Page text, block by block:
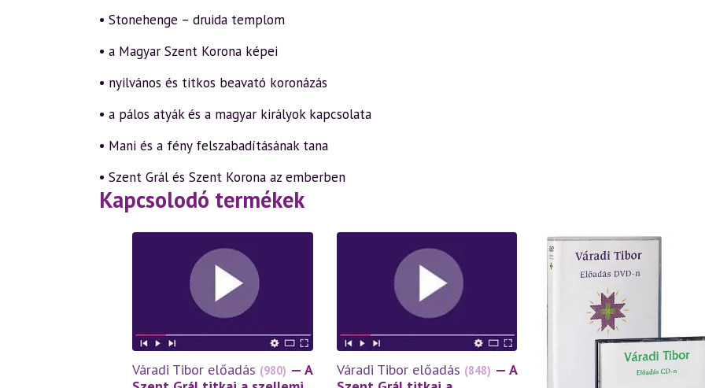
• Stonehenge – druida templom
• a Magyar Szent Korona képei
• nyilvános és titkos beavató koronázás
• a pálos atyák és a magyar királyok kapcsolata
• Mani és a fény felszabadításának tana
• Szent Grál és Szent Korona az emberben
Kapcsolodó termékek
Váradi Tibor előadás (980) — A
Váradi Tibor előadás (848) — A